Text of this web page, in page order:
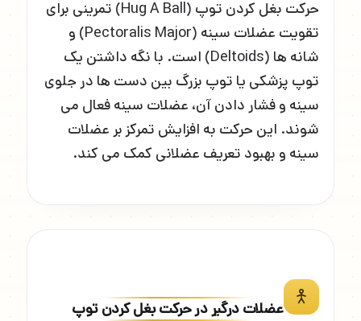
حرکت بغل کردن توپ (Hug A Ball) تمرینی برای
تقویت عضلات سینه (Pectoralis Major) و
شانه ها (Deltoids) است. با نگه داشتن یک
توپ پزشکی یا توپ بزرگ بین دست ها در جلوی
سینه و فشار دادن آن، عضلات سینه فعال می
شوند. این حرکت به افزایش تمرکز بر عضلات
سینه و بهبود تعریف عضلانی کمک می کند.
عضلات درگیر در حرکت بغل کردن توپ